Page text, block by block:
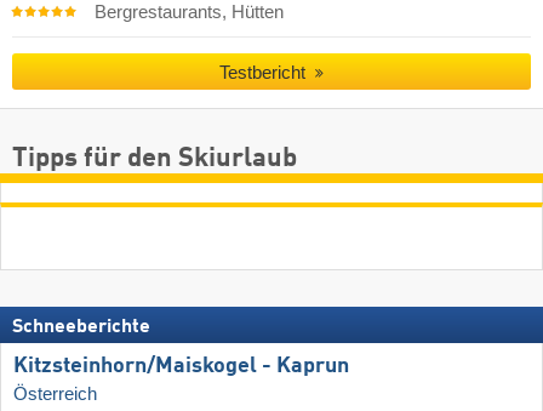
Bergrestaurants, Hütten
Testbericht
Tipps für den Skiurlaub
Schneeberichte
Kitzsteinhorn/​Maiskogel - Kaprun
Österreich